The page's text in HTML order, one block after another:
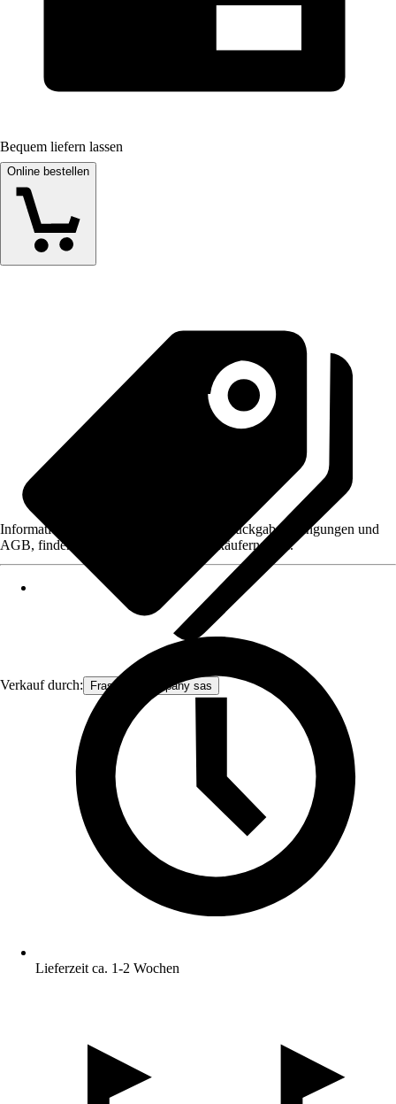
Bequem liefern lassen
Online bestellen
Verkauf durch: Frascio & company sas
Informationen des Verkäufers, wie z. B. Rückgabebedingungen und
AGB, finden Sie bei Klick auf den Verkäufernamen.
Lieferzeit ca. 1-2 Wochen